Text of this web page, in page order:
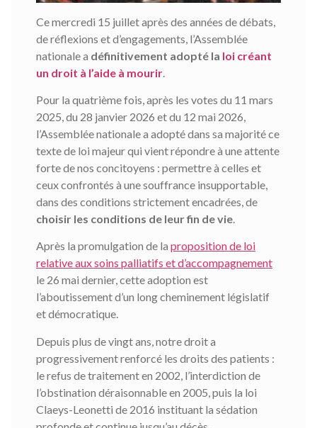
Ce mercredi 15 juillet après des années de débats,
de réflexions et d’engagements, l’Assemblée
nationale a définitivement adopté la loi créant
un droit à l’aide à mourir
Pour la quatrième fois, après les votes du 11 mars
2025, du 28 janvier 2026 et du 12 mai 2026,
l’Assemblée nationale a adopté dans sa majorité ce
texte de loi majeur qui vient répondre à une attente
forte de nos concitoyens : permettre à celles et
ceux confrontés à une souffrance insupportable,
dans des conditions strictement encadrées, de
choisir les conditions de leur fin de vie.
Après la promulgation de la proposition de loi
relative aux soins palliatifs et d’accompagnement
le 26 mai dernier, cette adoption est
l’aboutissement d’un long cheminement législatif
et démocratique.
Depuis plus de vingt ans, notre droit a
progressivement renforcé les droits des patients :
le refus de traitement en 2002, l’interdiction de
l’obstination déraisonnable en 2005, puis la loi
Claeys-Leonetti de 2016 instituant la sédation